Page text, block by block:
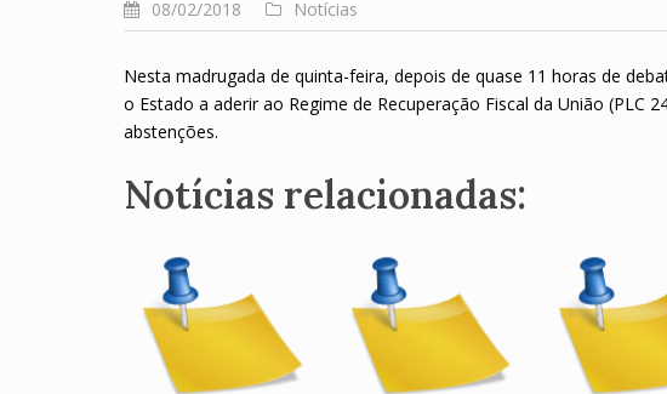
08/02/2018 Notícias
Nesta madrugada de quinta-feira, depois de quase 11 horas de
o Estado a aderir ao Regime de Recuperação Fiscal da União
abstenções.
Notícias relacionadas: